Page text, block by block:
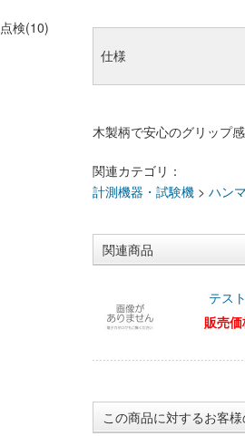
検(10)
仕様
木製柄で安心のグリップ感
関連カテゴリ：
計測機器・試験機 > ハン
関連商品
テス
販売
この商品に対するお客